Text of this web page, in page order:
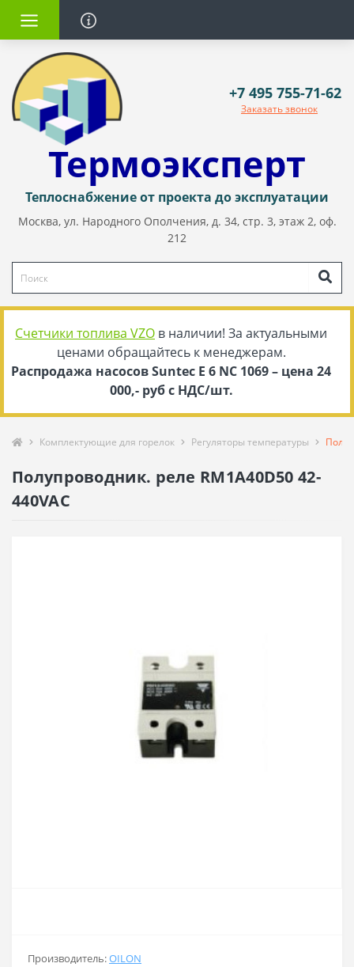
Термоэксперт
Теплоснабжение от проекта до эксплуатации
Москва, ул. Народного Ополчения, д. 34, стр. 3, этаж 2, оф.
212
+7 495 755-71-62
Заказать звонок
Счетчики топлива VZO в наличии! За актуальными
ценами обращайтесь к менеджерам.
Распродажа насосов Suntec E 6 NC 1069 – цена 24
000,- руб с НДС/шт.
Комплектующие для горелок Регуляторы температуры
Полупроводник. реле RM1A40D50 42-
440VAC
Производитель:OILON